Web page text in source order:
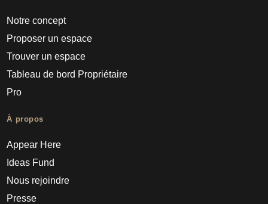
Notre concept
Proposer un espace
Trouver un espace
Tableau de bord Propriétaire
Pro
À propos
Appear Here
Ideas Fund
Nous rejoindre
Presse